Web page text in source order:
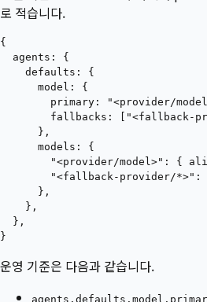
로 적습니다.
{
  agents: {
    defaults: {
      model: {
primary: "<provider/
fallbacks: ["<fallback-
      },
      models: {
"<provider/model>": {
"<fallback-provider/*>":
      },
    },
  },
운영 기준은 다음과 같습니다.